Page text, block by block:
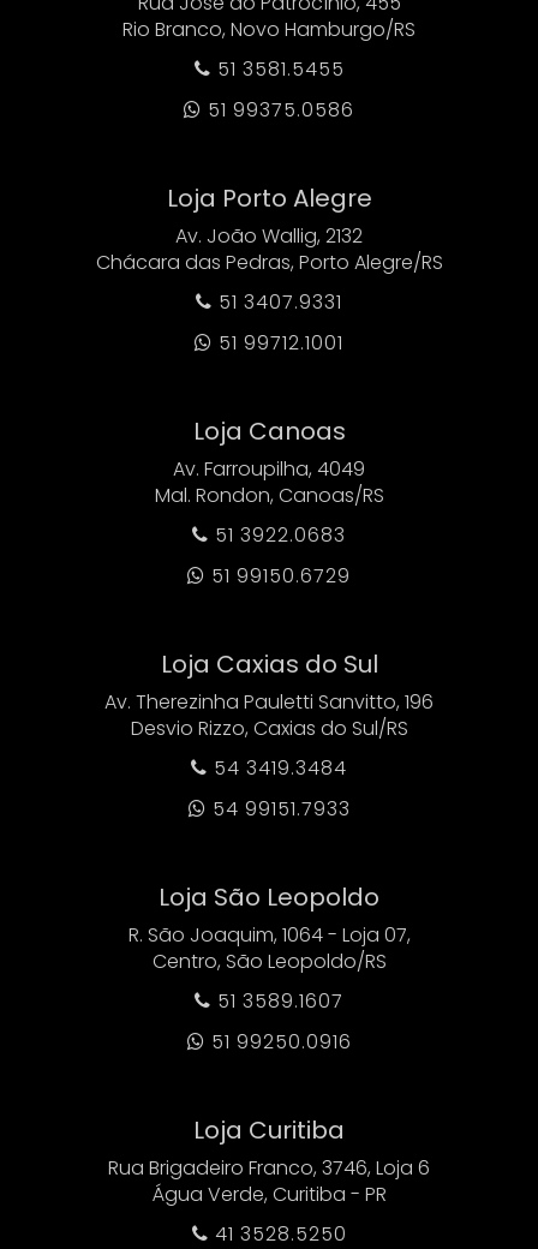
Rio Branco, Novo Hamburgo/RS
 51 3581.5455
 51 99375.0586
Loja Porto Alegre
Av. João Wallig, 2132
Chácara das Pedras, Porto Alegre/RS
 51 3407.9331
 51 99712.1001
Loja Canoas
Av. Farroupilha, 4049
Mal. Rondon, Canoas/RS
 51 3922.0683
 51 99150.6729
Loja Caxias do Sul
Av. Therezinha Pauletti Sanvitto, 196
Desvio Rizzo, Caxias do Sul/RS
 54 3419.3484
 54 99151.7933
Loja São Leopoldo
R. São Joaquim, 1064 - Loja 07,
Centro, São Leopoldo/RS
 51 3589.1607
 51 99250.0916
Loja Curitiba
Rua Brigadeiro Franco, 3746, Loja 6
Água Verde, Curitiba - PR
 41 3528.5250